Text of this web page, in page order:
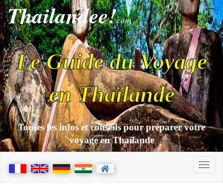
Thailandee!com
Le Guide du Voyage
en Thaïlande
Toutes les infos et conseils pour préparer votre
voyage en Thaïlande